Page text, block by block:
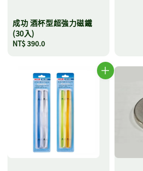
成功 酒杯型超強力磁鐵
(30入)
Regular
NT$ 390.0